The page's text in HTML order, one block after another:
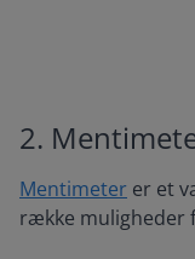
2.
Mentimeter er et
række muligheder